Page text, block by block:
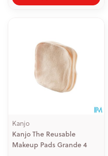
Kanjo
Kanjo The Reusable
Makeup Pads Grande 4